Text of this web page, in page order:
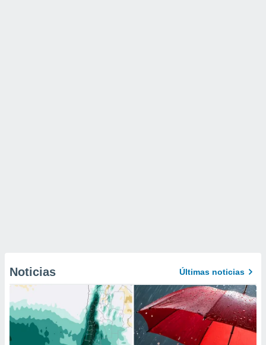
Noticias Últimas noticias